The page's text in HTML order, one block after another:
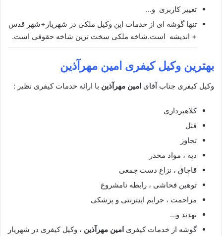
تغییر کاربری و…
تنها گوشه ای از خدمات این وکیل ملکی در شهریار+شهر قدس
+ اندیشه است.شاخه ملکی سخت ترین شاخه حقوقی است.
بهترین وکیل کیفری امین مهرآذین
وکیل کیفری جناب آقای امین مهرآذین با ارائه خدمات کیفری نظیر :
کلاهبرداری
قتل
تجاوز
دیه ، مواد مخدر
قاچاق ، نزاع دست جمعی
توهین فحاشی ، رابطه نامشروع
مزاحمت ، جرایم اینترنتی و پزشکی
تهدید و…
گوشه از خدمات کیفری امین مهرآذین ، وکیل کیفری در شهریار